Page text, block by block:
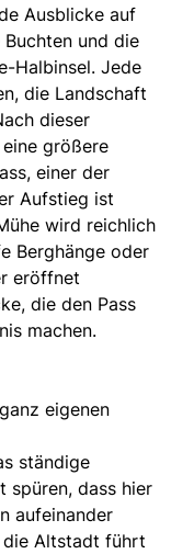
Ausblicke auf
und die
Halbinsel. Jede
die Landschaft
dieser
größere
einer der
Aufstieg ist
wird reichlich
Berghänge oder
eröffnet
die den Pass
machen.
eigenen
ständige
spüren, dass hier
aufeinander
Altstadt führt